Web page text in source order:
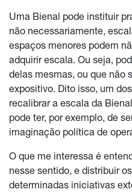
Uma Bienal pode instituir
não necessariamente,
espaços menores podem
adquirir escala. Ou seja,
delas mesmas, ou que não
expositivo. Dito isso, um
recalibrar a escala da
pode ter, por exemplo, de
imaginação política de
O que me interessa é
nesse sentido, e distribuir
determinadas iniciativas